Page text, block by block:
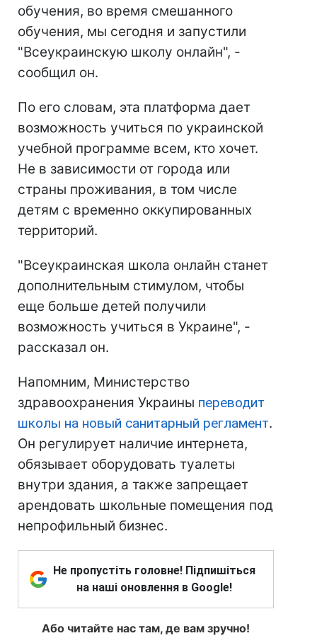
обучения, во время смешанного
обучения, мы сегодня и запустили
"Всеукраинскую школу онлайн", -
сообщил он.
По его словам, эта платформа дает
возможность учиться по украинской
учебной программе всем, кто хочет.
Не в зависимости от города или
страны проживания, в том числе
детям с временно оккупированных
территорий.
"Всеукраинская школа онлайн станет
дополнительным стимулом, чтобы
еще больше детей получили
возможность учиться в Украине", -
рассказал он.
Напомним, Министерство
здравоохранения Украины переводит
школы на новый санитарный регламент.
Он регулирует наличие интернета,
обязывает оборудовать туалеты
внутри здания, а также запрещает
арендовать школьные помещения под
непрофильный бизнес.
Не пропустіть головне! Підпишіться
на наші оновлення в Google!
Або читайте нас там, де вам зручно!